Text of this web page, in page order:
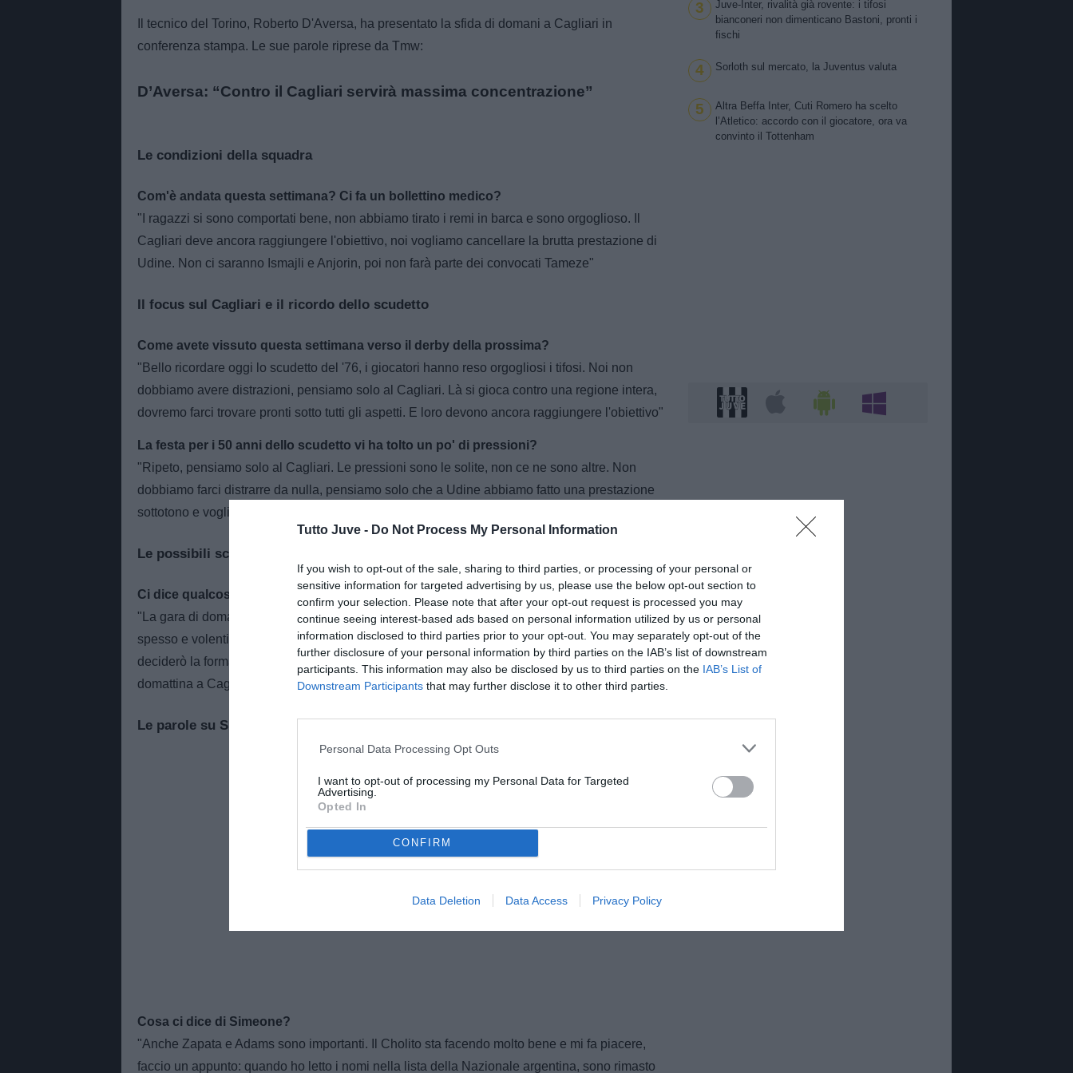
Tutto Juve - Do Not Process My Personal Information
If you wish to opt-out of the sale, sharing to third parties, or processing of your personal or
sensitive information for targeted advertising by us, please use the below opt-out section to
confirm your selection. Please note that after your opt-out request is processed you may
continue seeing interest-based ads based on personal information utilized by us or personal
information disclosed to third parties prior to your opt-out. You may separately opt-out of the
further disclosure of your personal information by third parties on the IAB’s list of downstream
participants. This information may also be disclosed by us to third parties on the IAB’s List of
Downstream Participants that may further disclose it to other third parties.
Personal Data Processing Opt Outs
I want to opt-out of processing my Personal Data for Targeted
Advertising.
Opted In
CONFIRM
Data Deletion Data Access Privacy Policy
Il tecnico del Torino, Roberto D'Aversa, ha presentato la sfida di domani a Cagliari in
conferenza stampa. Le sue parole riprese da Tmw:
D’Aversa: “Contro il Cagliari servirà massima concentrazione”
Le condizioni della squadra
Com'è andata questa settimana? Ci fa un bollettino medico?
"I ragazzi si sono comportati bene, non abbiamo tirato i remi in barca e sono orgoglioso. Il
Cagliari deve ancora raggiungere l'obiettivo, noi vogliamo cancellare la brutta prestazione di
Udine. Non ci saranno Ismajli e Anjorin, poi non farà parte dei convocati Tameze"
Il focus sul Cagliari e il ricordo dello scudetto
Come avete vissuto questa settimana verso il derby della prossima?
"Bello ricordare oggi lo scudetto del '76, i giocatori hanno reso orgogliosi i tifosi. Noi non
dobbiamo avere distrazioni, pensiamo solo al Cagliari. Là si gioca contro una regione intera,
dovremo farci trovare pronti sotto tutti gli aspetti. E loro devono ancora raggiungere l'obiettivo"
La festa per i 50 anni dello scudetto vi ha tolto un po' di pressioni?
"Ripeto, pensiamo solo al Cagliari. Le pressioni sono le solite, non ce ne sono altre. Non
dobbiamo farci distrarre da nulla, pensiamo solo che a Udine abbiamo fatto una prestazione
sottotono e vogliamo dare valore all'ultima trasferta di questo campionato"
Le possibili scelte di formazione
Ci dice qualcosa di formazione?
"La gara di domani è importantissima. Ho sempre dato suggerimenti, a volte si capiva. Ma
spesso e volentieri avete indovinato la formazione: massimo rispetto per il Cagliari, quando
deciderò la formazione la comunicherò ai ragazzi. Io valuto sempre tutto, anche la rifinitura di
domattina a Cagliari.
Le parole su Simeone
Cosa ci dice di Simeone?
"Anche Zapata e Adams sono importanti. Il Cholito sta facendo molto bene e mi fa piacere,
faccio un appunto: quando ho letto i nomi nella lista della Nazionale argentina, sono rimasto
3
Juve-Inter, rivalità già rovente: i tifosi
bianconeri non dimenticano Bastoni, pronti i
fischi
4 Sorloth sul mercato, la Juventus valuta
5
Altra Beffa Inter, Cuti Romero ha scelto
l’Atletico: accordo con il giocatore, ora va
convinto il Tottenham